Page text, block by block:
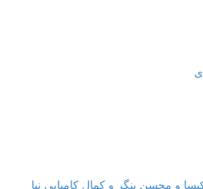
و محسن بنگر و کمال کامیابی نیا